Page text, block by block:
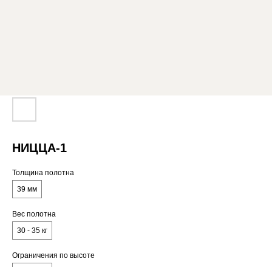
НИЦЦА-1
Толщина полотна
39 мм
Вес полотна
30 - 35 кг
Ограничения по высоте